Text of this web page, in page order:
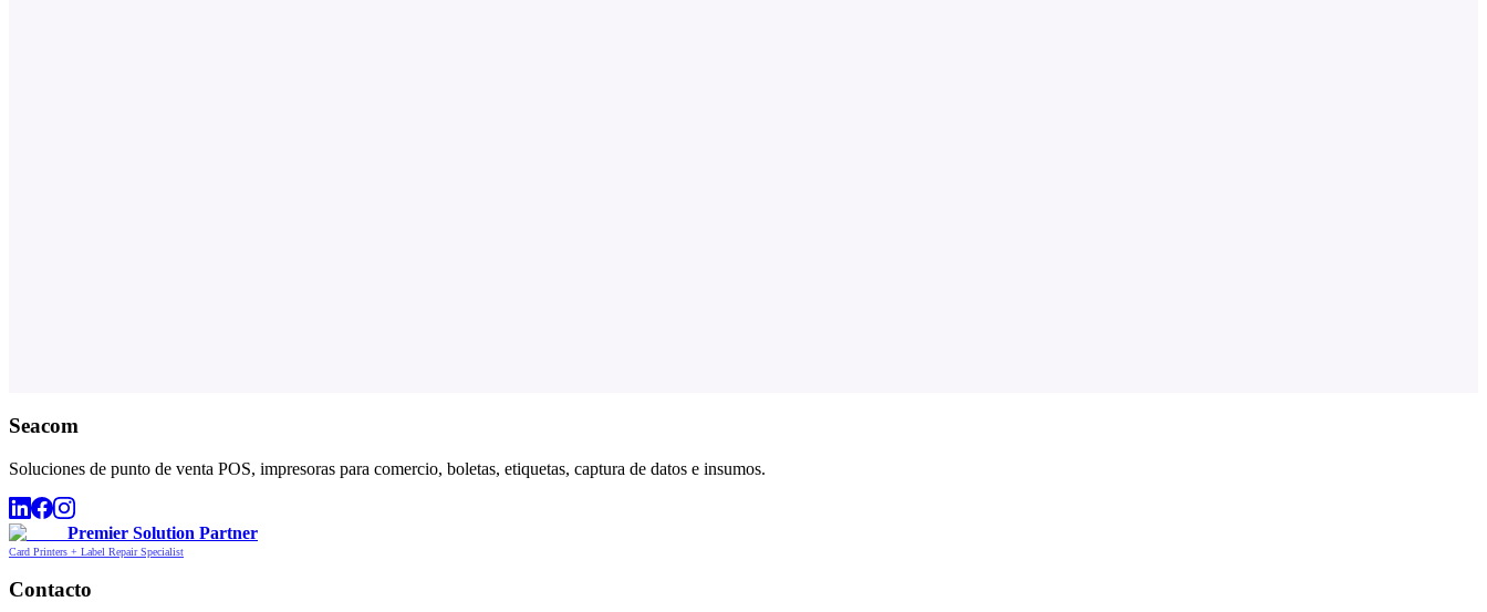
Seacom
Soluciones de punto de venta POS, impresoras para comercio, boletas, etiquetas, captura de datos e insumos.
Premier Solution Partner
Card Printers + Label Repair Specialist
Contacto